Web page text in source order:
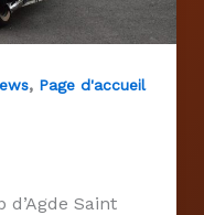
, Page d'accueil
d’Agde Saint